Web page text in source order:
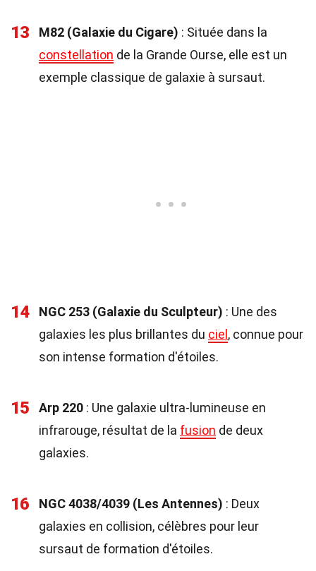
13 M82 (Galaxie du Cigare) : Située dans la
constellation de la Grande Ourse, elle est un
exemple classique de galaxie à sursaut.
14 NGC 253 (Galaxie du Sculpteur) : Une des
galaxies les plus brillantes du ciel , connue pour
son intense formation d'étoiles.
15 Arp 220 : Une galaxie ultra-lumineuse en
infrarouge, résultat de la fusion de deux
galaxies.
16 NGC 4038/4039 (Les Antennes) : Deux
galaxies en collision, célèbres pour leur
sursaut de formation d'étoiles.